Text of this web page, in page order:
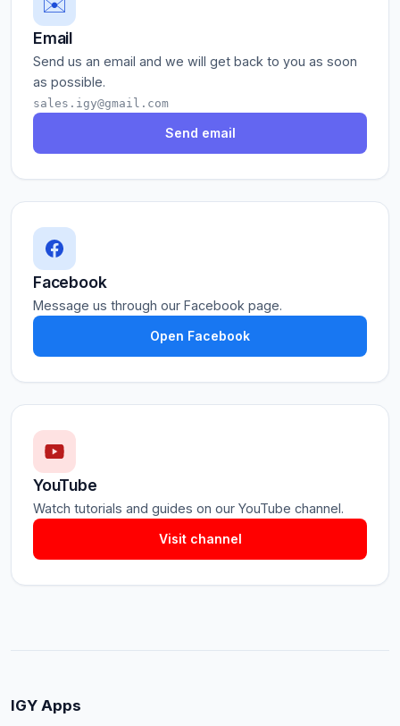
Email
Send us an email and we will get back to you as soon
as possible.
sales.igy@gmail.com
Send email
Facebook
Message us through our Facebook page.
Open Facebook
YouTube
Watch tutorials and guides on our YouTube channel.
Visit channel
IGY Apps